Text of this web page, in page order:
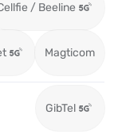
/ Beeline
Magticom
GibTel